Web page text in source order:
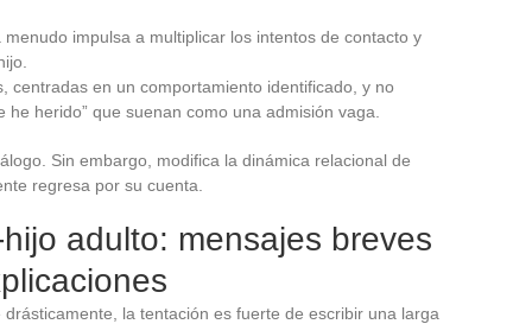
impulsa a multiplicar los intentos de contacto y
centradas en un comportamiento identificado, y no
herido” que suenan como una admisión vaga.
Sin embargo, modifica la dinámica relacional de
regresa por su cuenta.
adulto: mensajes breves
la tentación es fuerte de escribir una larga